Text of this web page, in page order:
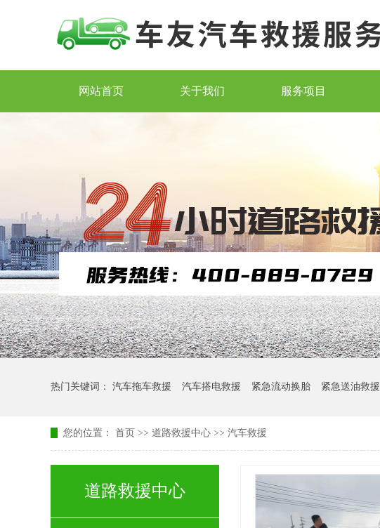
网站首页 关于我们 服务项目
热门关键词： 汽车拖车救援 汽车搭电救援 紧急流动换胎 紧急送油救援
您的位置： 首页 >> 道路救援中心 >> 汽车救援
道路救援中心